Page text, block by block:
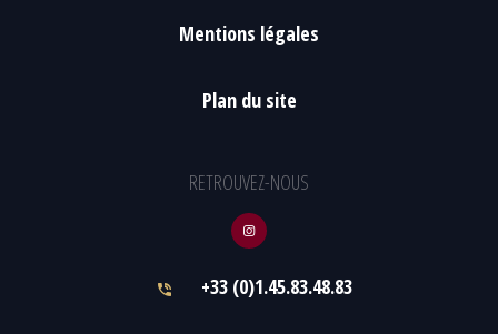
Mentions légales
Plan du site
RETROUVEZ-NOUS
+33 (0)1.45.83.48.83